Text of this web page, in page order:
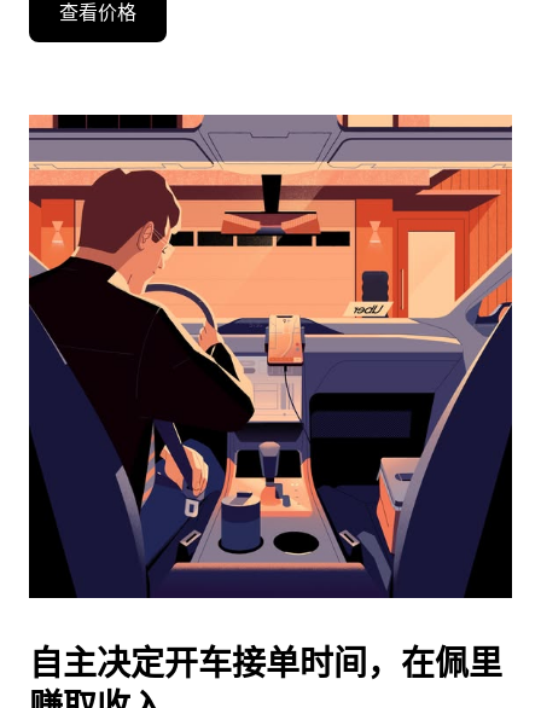
向
头
浏
日
并
期。
按
退
闭
日
历。
查看价格
自主决定开车接单时间，在佩里